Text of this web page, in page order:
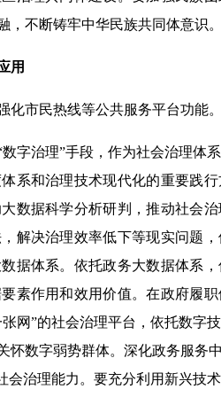
，不断铸牢中华民族共同体意识
用
市民热线等公共服务平台功能
治理”手段，作为社会治理体
系和治理技术现代化的重要践
数据科学分析研判，推动社会
解决治理效率低下等现实问题
据体系。依托政务大数据体系
素作用和效用价值。在政府履
网”的社会治理平台，依托数字
数字弱势群体。深化政务服务
会治理能力。要充分利用新兴技